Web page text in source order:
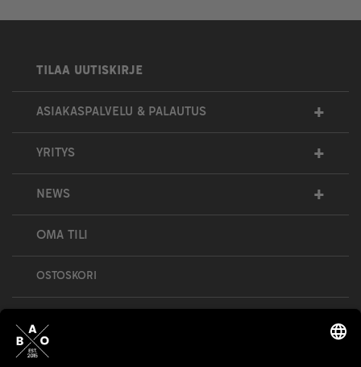
TILAA UUTISKIRJE
ASIAKASPALVELU & PALAUTUS +
YRITYS +
NEWS +
OMA TILI
OSTOSKORI
Bull’s All Out is social – follow us and show